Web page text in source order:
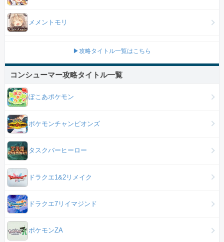
メメントモリ
▶攻略タイトル一覧はこちら
コンシューマー攻略タイトル一覧
ぽこあポケモン
ポケモンチャンピオンズ
タスクバーヒーロー
ドラクエ1&2リメイク
ドラクエ7リイマジンド
ポケモンZA